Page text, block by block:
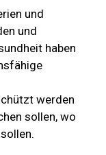
und
und
haben
werden
sollen, wo